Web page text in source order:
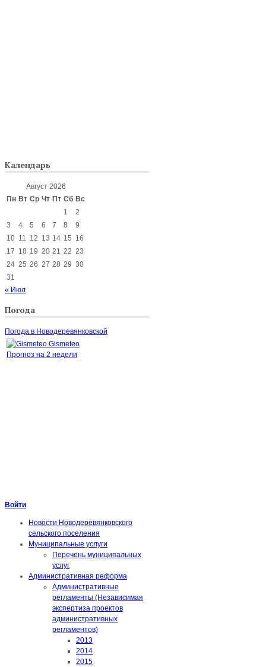
Календарь
Август 2026
Пн Вт Ср Чт Пт Сб Вс
1
2
3
4 5 6 7 8
9
10 11 12 13 14 15 16
17 18 19 20 21 22 23
24 25 26 27 28 29 30
31
« Июл
Погода
Погода в Новодеревянковской
Gismeteo
Прогноз на 2 недели
Войти
Новости Новодеревянковского
сельского поселения
Муниципальные услуги
Перечень муниципальных
услуг
Административная реформа
Административные
регламенты (Независимая
экспертиза проектов
административных
регламентов)
2013
2014
2015